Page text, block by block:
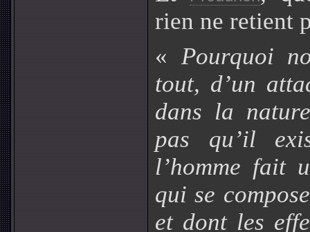
rien ne retient
« Pourquoi
tout, d’un
dans la
pas qu’il
l’homme fait
qui se
et dont les